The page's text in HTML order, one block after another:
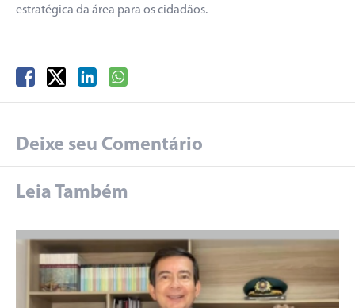
estratégica da área para os cidadãos.
Deixe seu Comentário
Leia Também